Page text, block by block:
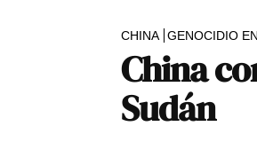
CHINA GENOCIDIO
China
Sudán